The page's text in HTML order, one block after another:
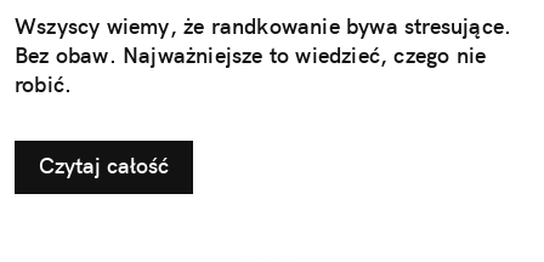
Wszyscy wiemy, że randkowanie bywa stresujące.
Bez obaw. Najważniejsze to wiedzieć, czego nie
robić.
Czytaj całość